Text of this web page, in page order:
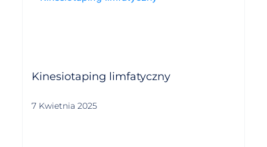
Kinesiotaping limfatyczny
7 Kwietnia 2025